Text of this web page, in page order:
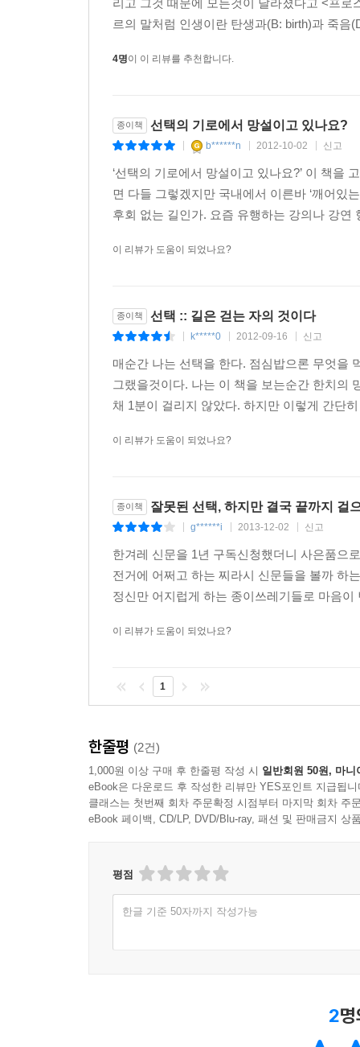
않고) 사진만 보여준 채 모의투표를 한 결과 실
역시 일치율이 70%가 나왔다. 중요한 정치적 선
꼽는 좋은 리더의 조건에는 ‘자기 주장에 확신이
한홍구 “길은 복잡하지 않아요. 복잡한 건 우리 마
마지막 강연은 ‘걸어 다니는 한국 현대사’ 한홍
5월 27일 전남도청 400여 시민군의 목숨을 건
따라가다 보면 무엇이 가슴 벅찬 선택이고 무엇
리고 그것 때문에 모든것이 달라졌다고 <프
르의 말처럼 인생이란 탄생과(B: birth)과 죽음
4명이 이 리뷰를 추천합니다.
종이책 선택의 기로에서 망설이고 있나요?
b******n 2012-10-02 신고
‘선택의 기로에서 망설이고 있나요?’ 이 책을
면 다들 그렇겠지만 국내에서 이른바 ‘깨어있
후회 없는 길인가. 요즘 유행하는 강의나 강연
이 리뷰가 도움이 되었나요?
종이책 선택 :: 길은 걷는 자의 것이다
k*****0 2012-09-16 신고
매순간 나는 선택을 한다. 점심밥으론 무엇을
그랬을것이다. 나는 이 책을 보는순간 한치의
채 1분이 걸리지 않았다. 하지만 이렇게 간단
이 리뷰가 도움이 되었나요?
종이책 잘못된 선택, 하지만 결국 끝까지 걸
g******i 2013-12-02 신고
한겨레 신문을 1년 구독신청했더니 사은품으
전거에 어쩌고 하는 찌라시 신문들을 볼까 하
정신만 어지럽게 하는 종이쓰레기들로 마음
이 리뷰가 도움이 되었나요?
1
한줄평 (2건)
1,000원 이상 구매 후 한줄평 작성 시 일반회원 50원, 마니
eBook은 다운로드 후 작성한 리뷰만 YES포인트 지급됩니
클래스는 첫번째 회차 주문확정 시점부터 마지막 회차 주
eBook 페이백, CD/LP, DVD/Blu-ray, 패션 및 판매금지 상
평점
한글 기준 50자까지 작성가능
2